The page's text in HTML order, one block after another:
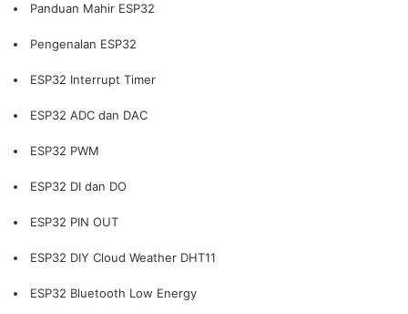
Panduan Mahir ESP32
Pengenalan ESP32
ESP32 Interrupt Timer
ESP32 ADC dan DAC
ESP32 PWM
ESP32 DI dan DO
ESP32 PIN OUT
ESP32 DIY Cloud Weather DHT11
ESP32 Bluetooth Low Energy